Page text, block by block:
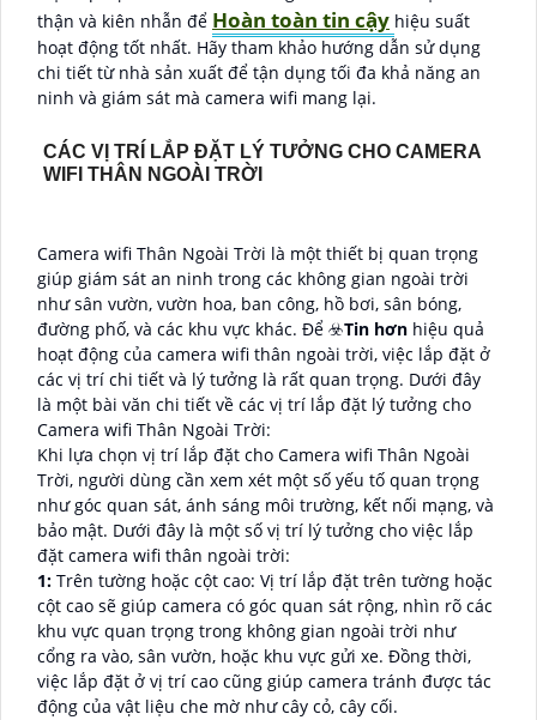
thận và kiên nhẫn để Hoàn toàn tin cậy hiệu suất
hoạt động tốt nhất. Hãy tham khảo hướng dẫn sử dụng
chi tiết từ nhà sản xuất để tận dụng tối đa khả năng an
ninh và giám sát mà camera wifi mang lại.
CÁC VỊ TRÍ LẮP ĐẶT LÝ TƯỞNG CHO CAMERA
WIFI THÂN NGOÀI TRỜI
Camera wifi Thân Ngoài Trời là một thiết bị quan trọng
giúp giám sát an ninh trong các không gian ngoài trời
như sân vườn, vườn hoa, ban công, hồ bơi, sân bóng,
đường phố, và các khu vực khác. Để ☣️Tin hơn hiệu quả
hoạt động của camera wifi thân ngoài trời, việc lắp đặt ở
các vị trí chi tiết và lý tưởng là rất quan trọng. Dưới đây
là một bài văn chi tiết về các vị trí lắp đặt lý tưởng cho
Camera wifi Thân Ngoài Trời:
Khi lựa chọn vị trí lắp đặt cho Camera wifi Thân Ngoài
Trời, người dùng cần xem xét một số yếu tố quan trọng
như góc quan sát, ánh sáng môi trường, kết nối mạng, và
bảo mật. Dưới đây là một số vị trí lý tưởng cho việc lắp
đặt camera wifi thân ngoài trời:
1: Trên tường hoặc cột cao: Vị trí lắp đặt trên tường hoặc
cột cao sẽ giúp camera có góc quan sát rộng, nhìn rõ các
khu vực quan trọng trong không gian ngoài trời như
cổng ra vào, sân vườn, hoặc khu vực gửi xe. Đồng thời,
việc lắp đặt ở vị trí cao cũng giúp camera tránh được tác
động của vật liệu che mờ như cây cỏ, cây cối.